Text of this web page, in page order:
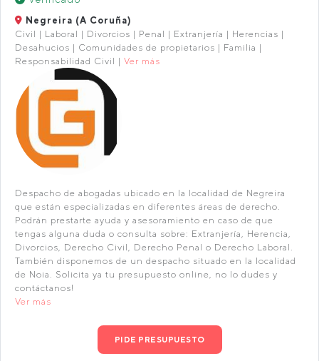
Negreira (A Coruña)
Civil | Laboral | Divorcios | Penal | Extranjería | Herencias |
Desahucios | Comunidades de propietarios | Familia |
Responsabilidad Civil | Ver más
Despacho de abogadas ubicado en la localidad de Negreira
que están especializadas en diferentes áreas de derecho.
Podrán prestarte ayuda y asesoramiento en caso de que
tengas alguna duda o consulta sobre: Extranjería, Herencia,
Divorcios, Derecho Civil, Derecho Penal o Derecho Laboral.
También disponemos de un despacho situado en la localidad
de Noia. Solicita ya tu presupuesto online, no lo dudes y
contáctanos!
Ver más
PIDE PRESUPUESTO